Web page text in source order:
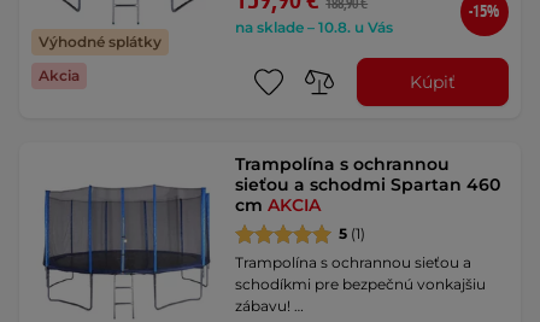
Výhodné splátky
Akcia
188,90 €
na sklade – 10.8. u Vás
-15%
Kúpiť
Trampolína s ochrannou
sieťou a schodmi Spartan 460
cmAKCIA
5 (1)
Trampolína s ochrannou sieťou a
schodíkmi pre bezpečnú vonkajšiu
zábavu! …